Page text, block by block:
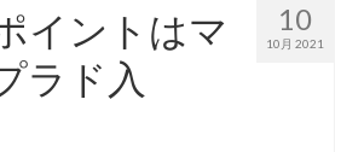
10
10月 2021
イントはマ
ラド入